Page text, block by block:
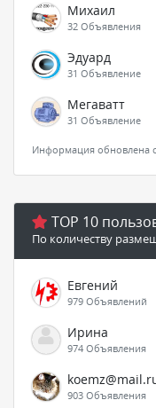
Михаил
32 Объявления
Эдуард
31 Объявление
Мегаватт
31 Объявление
Информация обновлена
TOP 10
По количеству
Евгений
979 Объявлений
Ирина
974 Объявления
903 Объявления